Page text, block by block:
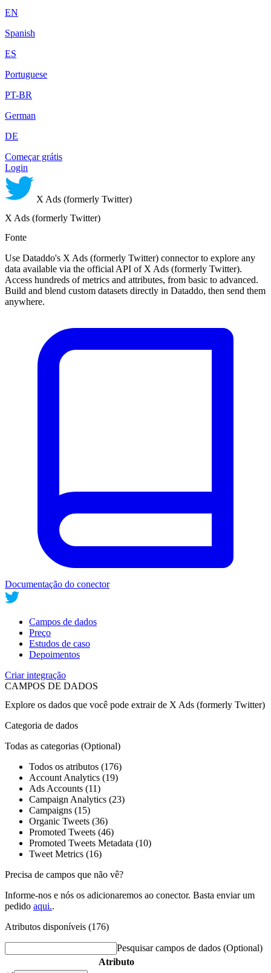
EN
Spanish
ES
Portuguese
PT-BR
German
DE
Começar grátis
Login
X Ads (formerly Twitter)
X Ads (formerly Twitter)
Fonte
Use Dataddo's X Ads (formerly Twitter) connector to explore any
data available via the official API of X Ads (formerly Twitter).
Access hundreds of metrics and attributes, from basic to advanced.
Build and blend custom datasets directly in Dataddo, then send them
anywhere.
Documentação do conector
Campos de dados
Preço
Estudos de caso
Depoimentos
Criar integração
CAMPOS DE DADOS
Explore os dados que você pode extrair de X Ads (formerly Twitter)
Categoria de dados
Todas as categorias (Optional)
Todos os atributos (176)
Account Analytics (19)
Ads Accounts (11)
Campaign Analytics (23)
Campaigns (15)
Organic Tweets (36)
Promoted Tweets (46)
Promoted Tweets Metadata (10)
Tweet Metrics (16)
Precisa de campos que não vê?
Informe-nos e nós os adicionaremos ao conector. Basta enviar um
pedido aqui..
Atributos disponíveis (176)
Pesquisar campos de dados (Optional)
Atributo